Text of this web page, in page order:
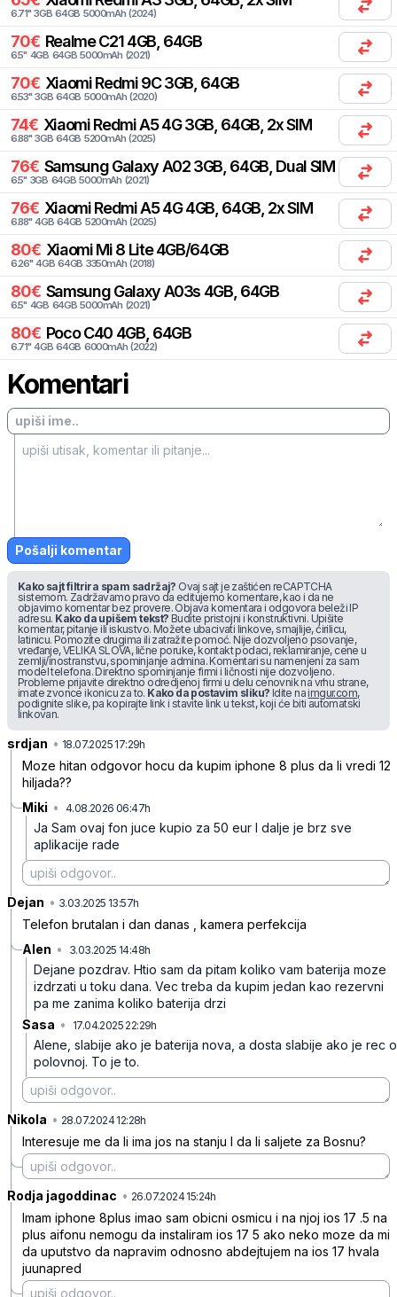
6.71" 3GB 64GB 5000mAh (2024)
70€ Realme C21 4GB, 64GB
6.5" 4GB 64GB 5000mAh (2021)
70€ Xiaomi Redmi 9C 3GB, 64GB
6.53" 3GB 64GB 5000mAh (2020)
74€ Xiaomi Redmi A5 4G 3GB, 64GB, 2x SIM
6.88" 3GB 64GB 5200mAh (2025)
76€ Samsung Galaxy A02 3GB, 64GB, Dual SIM
6.5" 3GB 64GB 5000mAh (2021)
76€ Xiaomi Redmi A5 4G 4GB, 64GB, 2x SIM
6.88" 4GB 64GB 5200mAh (2025)
80€ Xiaomi Mi 8 Lite 4GB/64GB
6.26" 4GB 64GB 3350mAh (2018)
80€ Samsung Galaxy A03s 4GB, 64GB
6.5" 4GB 64GB 5000mAh (2021)
80€ Poco C40 4GB, 64GB
6.71" 4GB 64GB 6000mAh (2022)
Komentari
Pošalji komentar
Kako sajt filtrira spam sadržaj? Ovaj sajt je zaštićen reCAPTCHA
sistemom. Zadržavamo pravo da editujemo komentare, kao i da ne
objavimo komentar bez provere. Objava komentara i odgovora beleži IP
adresu. Kako da upišem tekst? Budite pristojni i konstruktivni. Upišite
komentar, pitanje ili iskustvo. Možete ubacivati linkove, smajlije, ćirilicu,
latinicu. Pomozite drugima ili zatražite pomoć. Nije dozvoljeno psovanje,
vređanje, VELIKA SLOVA, lične poruke, kontakt podaci, reklamiranje, cene u
zemlji/inostranstvu, spominjanje admina. Komentari su namenjeni za sam
model telefona. Direktno spominjanje firmi i ličnosti nije dozvoljeno.
Probleme prijavite direktno odredjenoj firmi u delu cenovnik na vrhu strane,
imate zvonce ikonicu za to. Kako da postavim sliku? Idite na imgur.com,
podignite slike, pa kopirajte link i stavite link u tekst, koji će biti automatski
linkovan.
srdjan • 18.07.2025 17:29h
Moze hitan odgovor hocu da kupim iphone 8 plus da li vredi 12
hiljada??
Miki • 4.08.2026 06:47h
Ja Sam ovaj fon juce kupio za 50 eur I dalje je brz sve
aplikacije rade
Dejan • 3.03.2025 13:57h
Telefon brutalan i dan danas , kamera perfekcija
Alen • 3.03.2025 14:48h
Dejane pozdrav. Htio sam da pitam koliko vam baterija moze
izdrzati u toku dana. Vec treba da kupim jedan kao rezervni
pa me zanima koliko baterija drzi
Sasa • 17.04.2025 22:29h
Alene, slabije ako je baterija nova, a dosta slabije ako je rec o
polovnoj. To je to.
Nikola • 28.07.2024 12:28h
Interesuje me da li ima jos na stanju I da li saljete za Bosnu?
Rodja jagoddinac • 26.07.2024 15:24h
Imam iphone 8plus imao sam obicni osmicu i na njoj ios 17 .5 na
plus aifonu nemogu da instaliram ios 17 5 ako neko moze da mi
da uputstvo da napravim odnosno abdejtujem na ios 17 hvala
juunapred